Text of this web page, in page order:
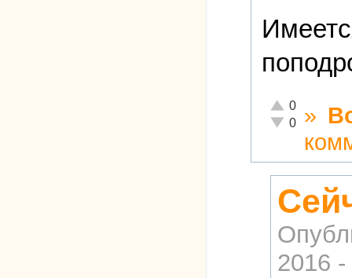
Отлично!
0
Неадекватно!
0 »
2016